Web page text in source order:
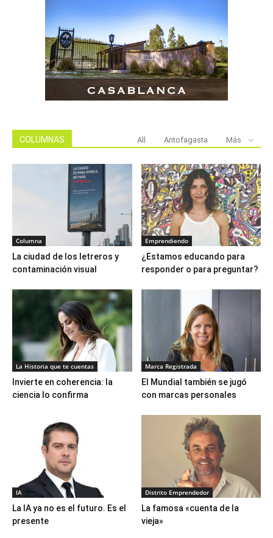
COLUMNAS All Antofagasta Más
Columna
La ciudad de los letreros y
contaminación visual
Emprendiendo
¿Estamos educando para
responder o para preguntar?
La Historia que te cuentas
Invierte en coherencia: la
ciencia lo confirma
Marca Registrada
El Mundial también se jugó
con marcas personales
IA
La IA ya no es el futuro. Es el
presente
Distrito Emprendedor
La famosa «cuenta de la
vieja»